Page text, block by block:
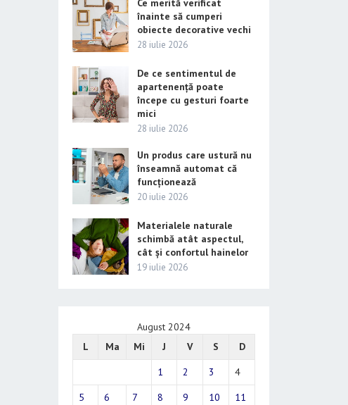
Ce merită verificat
înainte să cumperi
obiecte decorative vechi
28 iulie 2026
De ce sentimentul de
apartenență poate
începe cu gesturi foarte
mici
28 iulie 2026
Un produs care ustură nu
înseamnă automat că
funcționează
20 iulie 2026
Materialele naturale
schimbă atât aspectul,
cât și confortul hainelor
19 iulie 2026
August 2024
L
Ma Mi J V S
D
1
2 3
4
5
6 7 8 9 10
11